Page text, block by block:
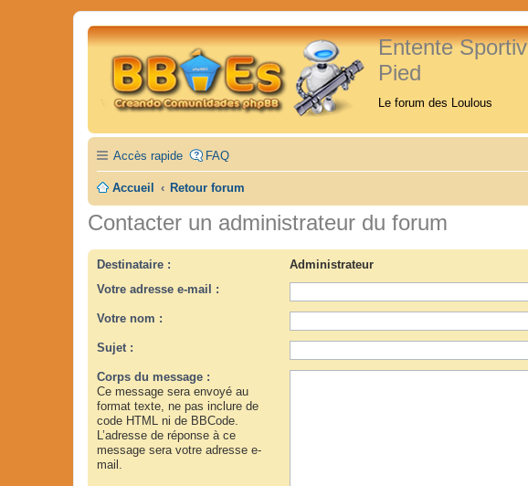
Entente
Pied
Le forum des Loulous
Accès rapide FAQ
Accueil Retour forum
Contacter un administrateur du forum
Destinataire :
Administrateur
Votre adresse e-mail :
Votre nom :
Sujet :
Corps du message :
Ce message sera envoyé au
format texte, ne pas inclure de
code HTML ni de BBCode.
L’adresse de réponse à ce
message sera votre adresse e-
mail.